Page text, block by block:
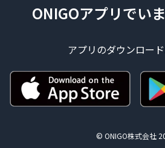
ONIGOアプリでい
アプリのダウンロー
© ONIGO株式会社